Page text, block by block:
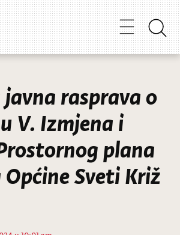
rasprava o
V. Izmjena i
plana
Sveti Križ